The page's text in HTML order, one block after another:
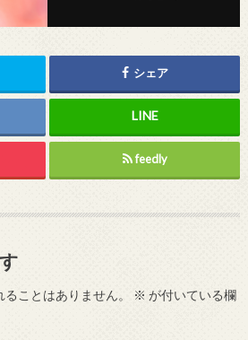
シェア
feedly
ことはありません。 ※ が付いている欄